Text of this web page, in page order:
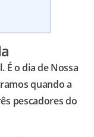
É o dia de Nossa
quando a
pescadores do